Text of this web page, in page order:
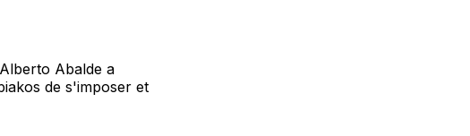
Abalde a
de s'imposer et